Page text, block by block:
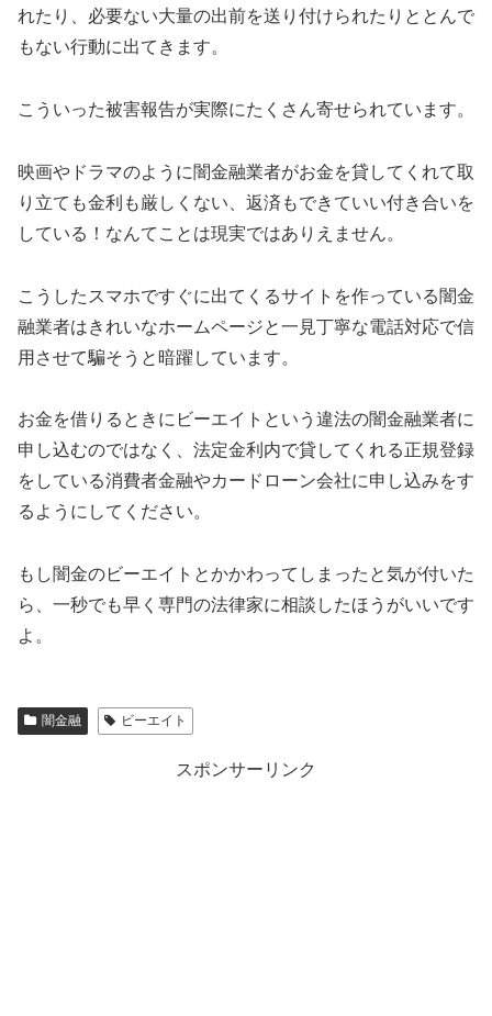
れたり、必要ない大量の出前を送り付けられたりととんで
もない行動に出てきます。
こういった被害報告が実際にたくさん寄せられています。
映画やドラマのように闇金融業者がお金を貸してくれて取
り立ても金利も厳しくない、返済もできていい付き合いを
している！なんてことは現実ではありえません。
こうしたスマホですぐに出てくるサイトを作っている闇金
融業者はきれいなホームページと一見丁寧な電話対応で信
用させて騙そうと暗躍しています。
お金を借りるときに ビーエイト という違法の闇金融業者に
申し込むのではなく、法定金利内で貸してくれる正規登録
をしている消費者金融やカードローン会社に申し込みをす
るようにしてください。
もし闇金のビーエイト とかかわってしまったと気が付いた
ら、一秒でも早く専門の法律家に相談したほうがいいです
よ。
闇金融 ビーエイト
スポンサーリンク